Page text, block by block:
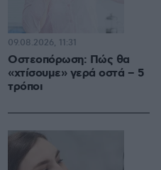
Οστεοπόρωση: Πώς θα
«χτίσουμε» γερά οστά – 5
τρόποι
09.08.2026, 11:31